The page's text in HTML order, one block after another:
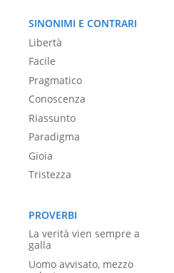
SINONIMI E CONTRARI
Libertà
Facile
Pragmatico
Conoscenza
Riassunto
Paradigma
Gioia
Tristezza
PROVERBI
La verità vien sempre a
galla
Uomo avvisato, mezzo